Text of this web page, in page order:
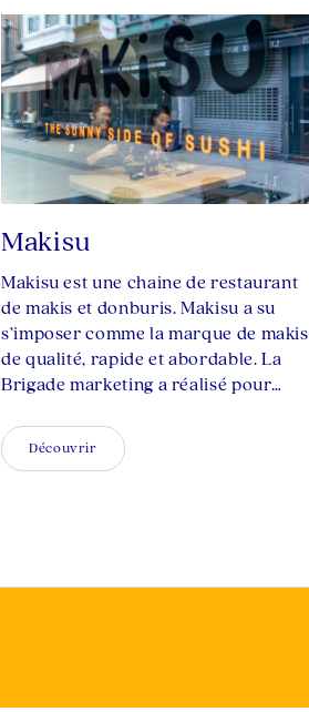
Makisu
Makisu est une chaine de restaurant
de makis et donburis. Makisu a su
s’imposer comme la marque de makis
de qualité, rapide et abordable. La
Brigade marketing a réalisé pour…
Découvrir